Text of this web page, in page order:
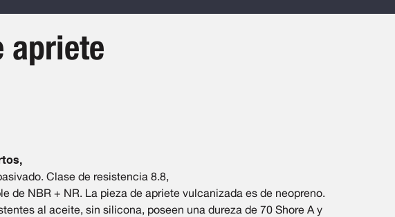
apriete
Clase de resistencia 8.8,
de NBR + NR. La pieza de apriete vulcanizada es de neopreno.
al aceite, sin silicona, poseen una dureza de 70 Shore A y